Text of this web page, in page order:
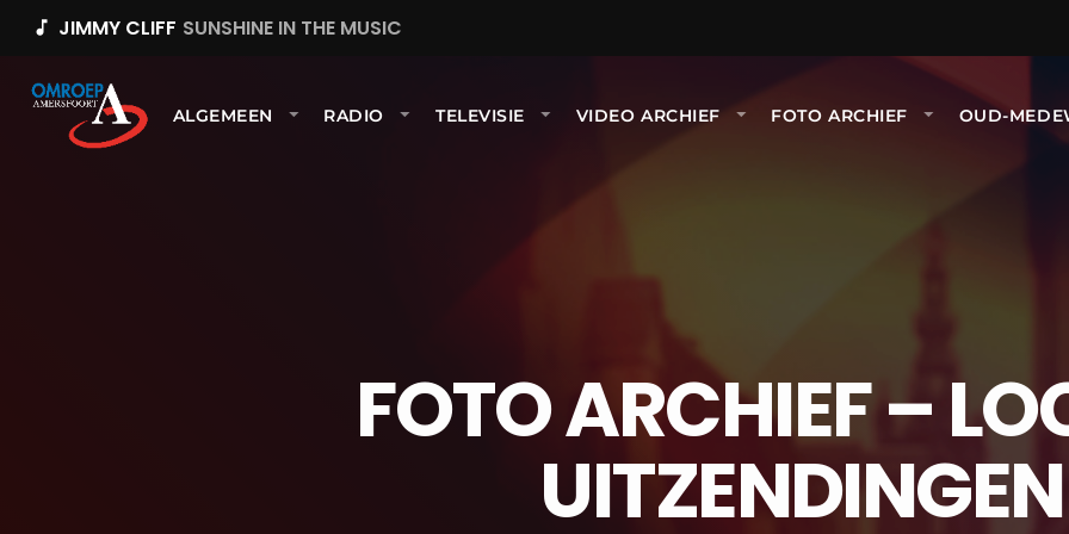
music_note JIMMY CLIFF SUNSHINE IN THE MUSIC
ALGEMEEN RADIO TELEVISIE VIDEO ARCHIEF FOTO ARCHIEF OUD-
FOTO ARCHIEF –
UITZENDINGEN